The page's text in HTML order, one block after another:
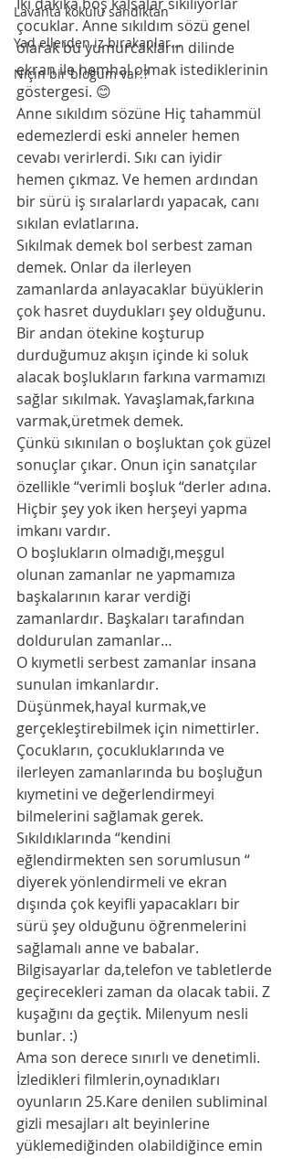
Lavanta kokulu sandıktan
Yad ellerden iz bırakanlar...
Niçin bir bloğum var.?
çocuklar. Anne sıkıldım sözü genel
olarak bu yumurcakların dilinde
ekran ile hemhal olmak istediklerinin
göstergesi. 😊
Anne sıkıldım sözüne Hiç tahammül
edemezlerdi eski anneler hemen
cevabı verirlerdi. Sıkı can iyidir
hemen çıkmaz. Ve hemen ardından
bir sürü iş sıralarlardı yapacak, canı
sıkılan evlatlarına.
Sıkılmak demek bol serbest zaman
demek. Onlar da ilerleyen
zamanlarda anlayacaklar büyüklerin
çok hasret duydukları şey olduğunu.
Bir andan ötekine koşturup
durduğumuz akışın içinde ki soluk
alacak boşlukların farkına varmamızı
sağlar sıkılmak. Yavaşlamak,farkına
varmak,üretmek demek.
Çünkü sıkınılan o boşluktan çok güzel
sonuçlar çıkar. Onun için sanatçılar
özellikle “verimli boşluk “derler adına.
Hiçbir şey yok iken herşeyi yapma
imkanı vardır.
O boşlukların olmadığı,meşgul
olunan zamanlar ne yapmamıza
başkalarının karar verdiği
zamanlardır. Başkaları tarafından
doldurulan zamanlar…
O kıymetli serbest zamanlar insana
sunulan imkanlardır.
Düşünmek,hayal kurmak,ve
gerçekleştirebilmek için nimettirler.
Çocukların, çocukluklarında ve
ilerleyen zamanlarında bu boşluğun
kıymetini ve değerlendirmeyi
bilmelerini sağlamak gerek.
Sıkıldıklarında “kendini
eğlendirmekten sen sorumlusun “
diyerek yönlendirmeli ve ekran
dışında çok keyifli yapacakları bir
sürü şey olduğunu öğrenmelerini
sağlamalı anne ve babalar.
Bilgisayarlar da,telefon ve tabletlerde
geçirecekleri zaman da olacak tabii. Z
kuşağını da geçtik. Milenyum nesli
bunlar. :)
Ama son derece sınırlı ve denetimli.
İzledikleri filmlerin,oynadıkları
oyunların 25.Kare denilen subliminal
gizli mesajları alt beyinlerine
yüklemediğinden olabildiğince emin